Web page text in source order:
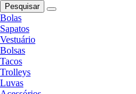
Pesquisar
Bolas
Sapatos
Vestuário
Bolsas
Tacos
Trolleys
Luvas